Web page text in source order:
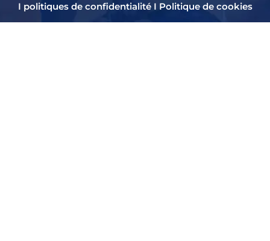
I politiques de confidentialitéI Politique de cookies